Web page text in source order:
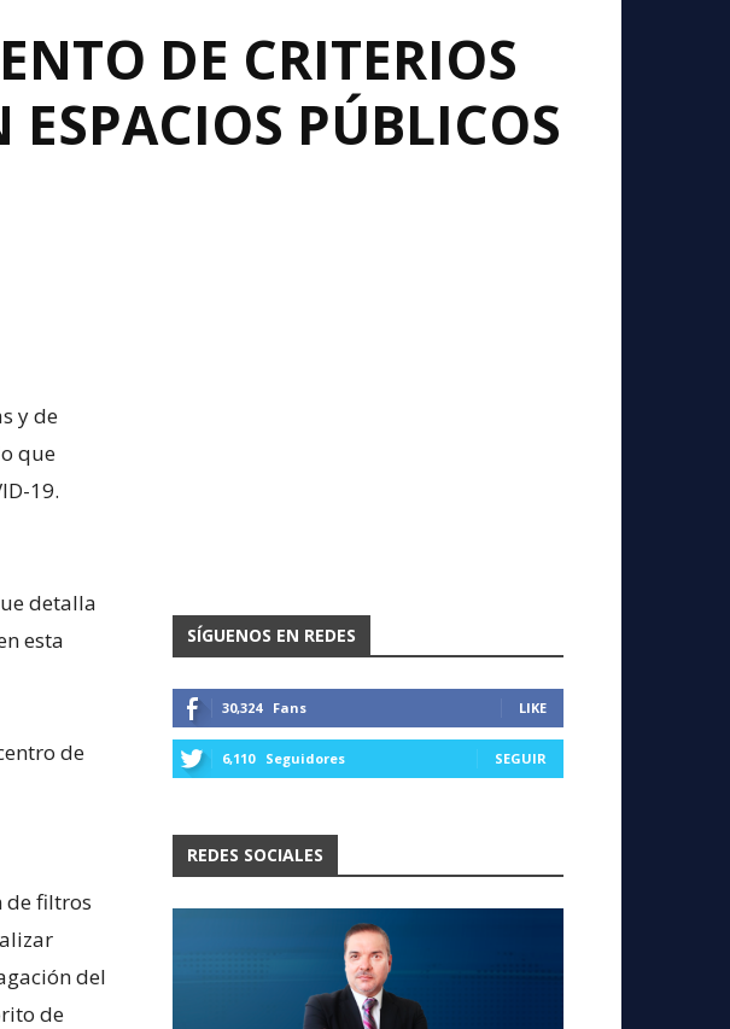
DE CRITERIOS
PÚBLICOS
y de
que
19.
detalla
esta
de
de filtros
del
de
SÍGUENOS EN REDES
30,324 Fans LIKE
6,110 Seguidores SEGUIR
REDES SOCIALES